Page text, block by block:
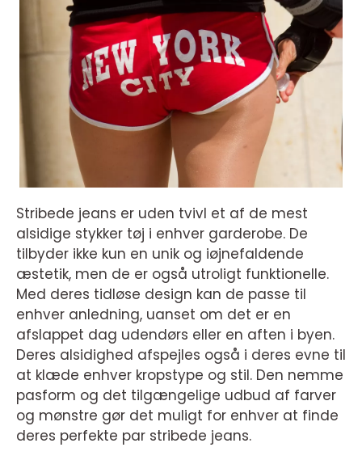
Stribede jeans er uden tvivl et af de mest
alsidige stykker tøj i enhver garderobe. De
tilbyder ikke kun en unik og iøjnefaldende
æstetik, men de er også utroligt funktionelle.
Med deres tidløse design kan de passe til
enhver anledning, uanset om det er en
afslappet dag udendørs eller en aften i byen.
Deres alsidighed afspejles også i deres evne til
at klæde enhver kropstype og stil. Den nemme
pasform og det tilgængelige udbud af farver
og mønstre gør det muligt for enhver at finde
deres perfekte par stribede jeans.